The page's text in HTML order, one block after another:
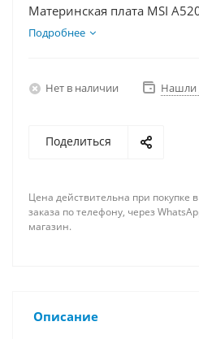
Материнская плата MSI
RX 6400 4Гб, Память DDR4
Подробнее
Нет в наличии Нашли
Поделиться
Цена действительна при покупке
заказа по телефону, через
магазин.
Описание